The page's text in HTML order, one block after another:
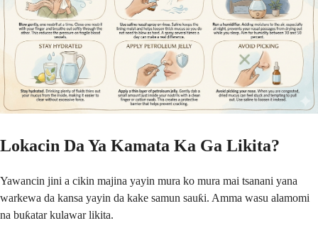
Lokacin Da Ya Kamata Ka Ga Likita?
Yawancin jini a cikin majina yayin mura ko mura mai tsanani yana
warkewa da kansa yayin da kake samun sauƙi. Amma wasu alamomi
na buƙatar kulawar likita.